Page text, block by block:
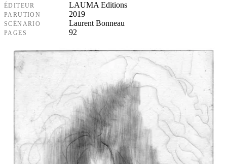
ÉDITEUR LAUMA Editions
PARUTION 2019
SCÉNARIO Laurent Bonneau
PAGES 92